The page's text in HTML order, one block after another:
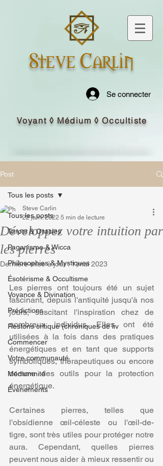
Steve Carlin
Se connecter
Voyant ◊ Médium ◊ Occultiste
Post
Tous les posts
Tarots & Oracles
Paganisme & Wicca
Philosophies & Mystiques
Ésotérisme & Occultisme
Voyance & Divination
Prédictions
Restons critique (chroniques de liv
Commencer
Votre communauté
Médiumnité
Évènements
Tous les posts
Développez votre intuition par
les pierres
Steve Carlin
22 janv. 2022 5 min de lecture
Dernière mise à jour :1 mai 2023
Les pierres ont toujours été un sujet
fascinant, depuis l'antiquité jusqu'à nos
jours, suscitant l'inspiration chez de
nombreux individus. Elles ont été
utilisées à la fois dans des pratiques
énergétiques et en tant que supports
symboliques, thérapeutiques ou encore
comme des outils pour la protection
énergétique.
Certaines pierres, telles que
l'obsidienne œil-céleste ou l'œil-de-
tigre, sont très utiles pour protéger notre
aura. Cependant, quelles pierres
peuvent nous aider à mieux ressentir ou